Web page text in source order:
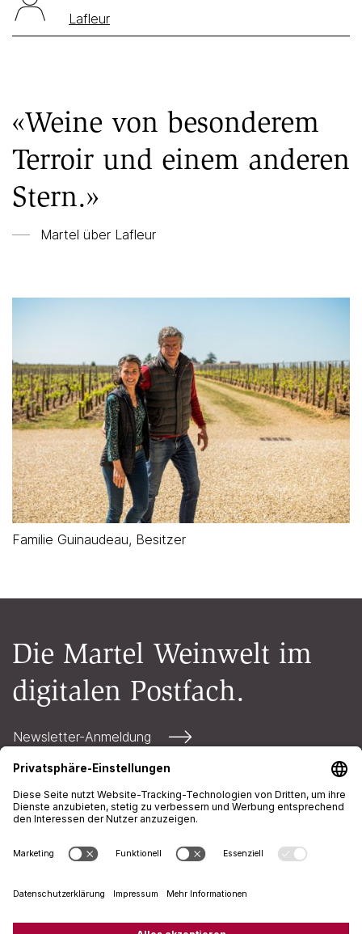
Lafleur
«Weine von besonderem
Terroir und einem anderen
Stern.»
Martel über Lafleur
Familie Guinaudeau, Besitzer
Die Martel Weinwelt im
digitalen Postfach.
Newsletter-Anmeldung
Kontakt
AGB
Datenschutz